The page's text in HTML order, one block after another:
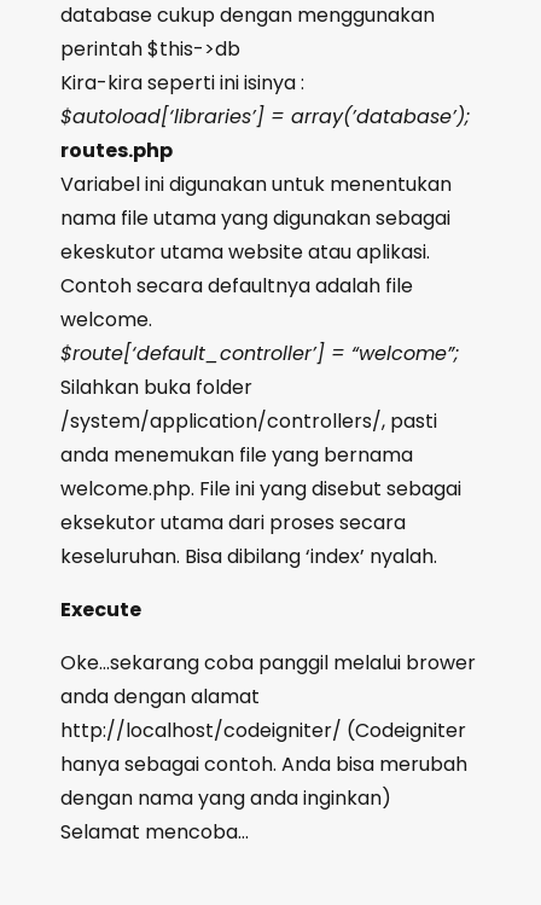
database cukup dengan menggunakan
perintah $this->db
Kira-kira seperti ini isinya :
$autoload[‘libraries’] = array(’database’);
routes.php
Variabel ini digunakan untuk menentukan
nama file utama yang digunakan sebagai
ekeskutor utama website atau aplikasi.
Contoh secara defaultnya adalah file
welcome.
$route[‘default_controller’] = “welcome”;
Silahkan buka folder
/system/application/controllers/, pasti
anda menemukan file yang bernama
welcome.php. File ini yang disebut sebagai
eksekutor utama dari proses secara
keseluruhan. Bisa dibilang ‘index’ nyalah.
Execute
Oke…sekarang coba panggil melalui brower
anda dengan alamat
http://localhost/codeigniter/ (Codeigniter
hanya sebagai contoh. Anda bisa merubah
dengan nama yang anda inginkan)
Selamat mencoba…